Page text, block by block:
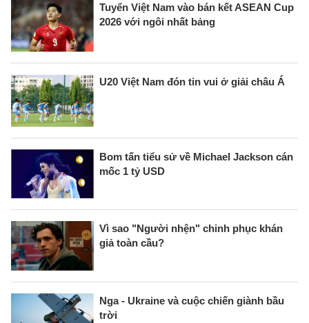
Tuyển Việt Nam vào bán kết ASEAN Cup
2026 với ngôi nhất bảng
U20 Việt Nam đón tin vui ở giải châu Á
Bom tấn tiểu sử về Michael Jackson cán
mốc 1 tỷ USD
Vì sao "Người nhện" chinh phục khán
giả toàn cầu?
Nga - Ukraine và cuộc chiến giành bầu
trời